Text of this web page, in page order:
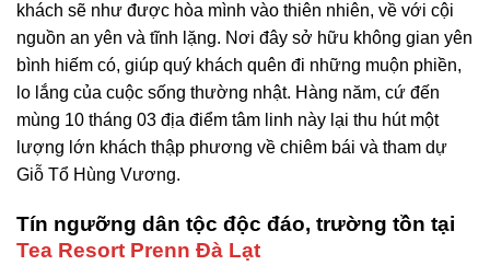
khách sẽ như được hòa mình vào thiên nhiên, về với cội
nguồn an yên và tĩnh lặng. Nơi đây sở hữu không gian yên
bình hiếm có, giúp quý khách quên đi những muộn phiền,
lo lắng của cuộc sống thường nhật. Hàng năm, cứ đến
mùng 10 tháng 03 địa điểm tâm linh này lại thu hút một
lượng lớn khách thập phương về chiêm bái và tham dự
Giỗ Tổ Hùng Vương.
Tín ngưỡng dân tộc độc đáo, trường tồn tại
Tea Resort Prenn Đà Lạt